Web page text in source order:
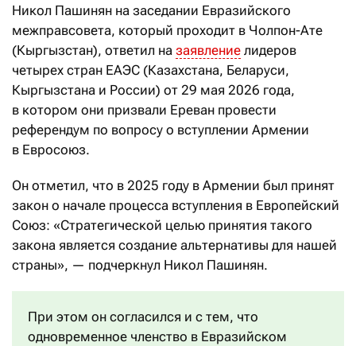
Никол Пашинян на заседании Евразийского
межправсовета, который проходит в Чолпон-Ате
(Кыргызстан), ответил на заявление лидеров
четырех стран ЕАЭС (Казахстана, Беларуси,
Кыргызстана и России) от 29 мая 2026 года,
в котором они призвали Ереван провести
референдум по вопросу о вступлении Армении
в Евросоюз.
Он отметил, что в 2025 году в Армении был принят
закон о начале процесса вступления в Европейский
Союз: «Стратегической целью принятия такого
закона является создание альтернативы для нашей
страны», — подчеркнул Никол Пашинян.
При этом он согласился и с тем, что
одновременное членство в Евразийском